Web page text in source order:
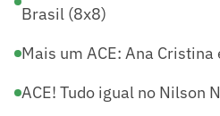
Brasil (8x8)
Mais um ACE: Ana
ACE! Tudo igual no Nilson